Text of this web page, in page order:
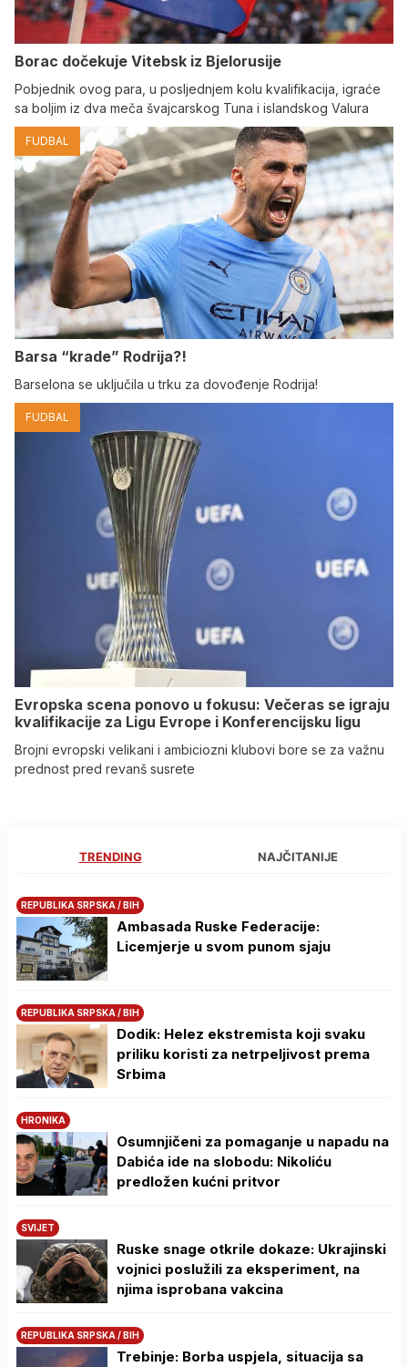
Borac dočekuje Vitebsk iz Bjelorusije
Pobjednik ovog para, u posljednjem kolu kvalifikacija, igraće
sa boljim iz dva meča švajcarskog Tuna i islandskog Valura
FUDBAL
Barsa “krade” Rodrija?!
Barselona se uključila u trku za dovođenje Rodrija!
FUDBAL
Evropska scena ponovo u fokusu: Večeras se igraju
kvalifikacije za Ligu Evrope i Konferencijsku ligu
Brojni evropski velikani i ambiciozni klubovi bore se za važnu
prednost pred revanš susrete
TRENDING NAJČITANIJE
REPUBLIKA SRPSKA / BIH
Ambasada Ruske Federacije:
Licemjerje u svom punom sjaju
REPUBLIKA SRPSKA / BIH
Dodik: Helez ekstremista koji svaku
priliku koristi za netrpeljivost prema
Srbima
HRONIKA
Osumnjičeni za pomaganje u napadu na
Dabića ide na slobodu: Nikoliću
predložen kućni pritvor
SVIJET
Ruske snage otkrile dokaze: Ukrajinski
vojnici poslužili za eksperiment, na
njima isprobana vakcina
REPUBLIKA SRPSKA / BIH
Trebinje: Borba uspjela, situacija sa